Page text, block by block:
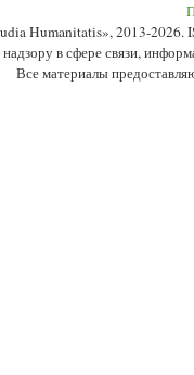
Humanitatis», 2013-
надзору в сфере связи,
Все материалы